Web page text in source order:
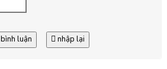
luận nhập lại